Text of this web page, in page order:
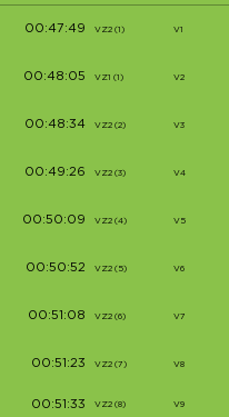
00:47:49 VZ2 (1) V1
00:48:05 VZ1 (1) V2
00:48:34 VZ2 (2) V3
00:49:26 VZ2 (3) V4
00:50:09 VZ2 (4) V5
00:50:52 VZ2 (5) V6
00:51:08 VZ2 (6) V7
00:51:23 VZ2 (7) V8
00:51:33 VZ2 (8) V9